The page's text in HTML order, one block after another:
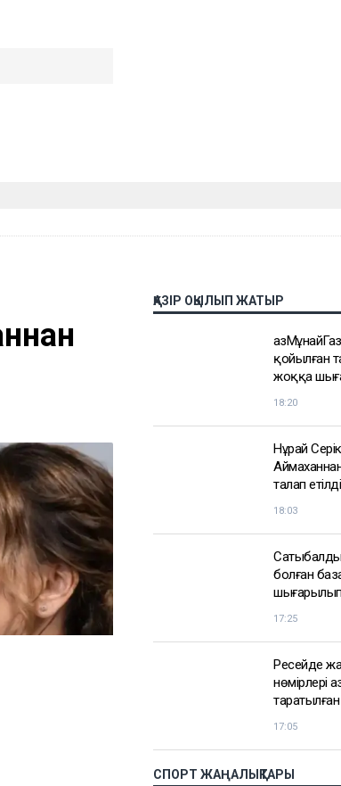
ҚАЗІР ОҚЫЛЫП ЖАТЫР
қойылған
жоққа
18:20
талап етілді
18:03